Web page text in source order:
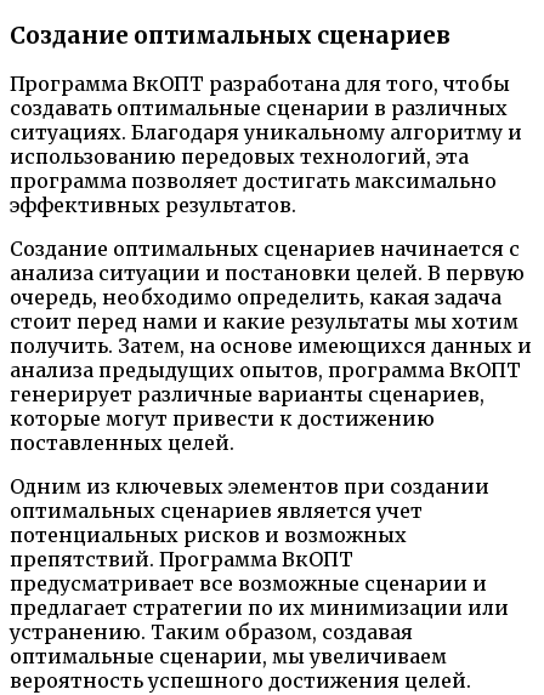
Создание оптимальных сценариев
Программа ВкОПТ разработана для того, чтобы
создавать оптимальные сценарии в различных
ситуациях. Благодаря уникальному алгоритму и
использованию передовых технологий, эта
программа позволяет достигать максимально
эффективных результатов.
Создание оптимальных сценариев начинается с
анализа ситуации и постановки целей. В первую
очередь, необходимо определить, какая задача
стоит перед нами и какие результаты мы хотим
получить. Затем, на основе имеющихся данных и
анализа предыдущих опытов, программа ВкОПТ
генерирует различные варианты сценариев,
которые могут привести к достижению
поставленных целей.
Одним из ключевых элементов при создании
оптимальных сценариев является учет
потенциальных рисков и возможных
препятствий. Программа ВкОПТ
предусматривает все возможные сценарии и
предлагает стратегии по их минимизации или
устранению. Таким образом, создавая
оптимальные сценарии, мы увеличиваем
вероятность успешного достижения целей.